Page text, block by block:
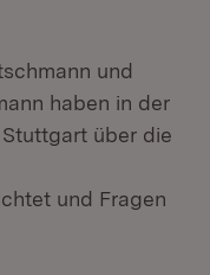
und
haben in der
über die
und Fragen